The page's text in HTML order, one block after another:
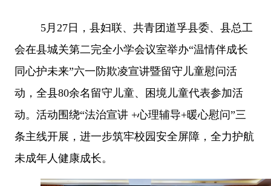
5 月 27日，县妇联、共青团道孚县委、县总工
会在县城关第二完全小学会议室举办“温情伴成长
同心护未来”六一防欺凌宣讲暨留守儿童慰问活
动，全县80余名留守儿童、困境 儿童代表参加活
动。活动围绕“法治宣讲 +心理辅导+暖心慰问”三
条主线开展，进一步筑牢校园安全屏障，全力护航
未成年人健康成长。